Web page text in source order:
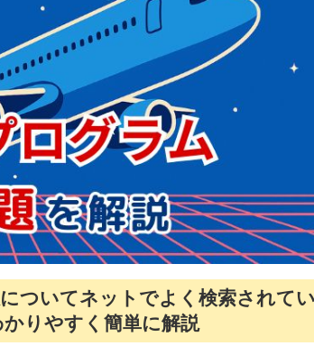
ついてネットでよく検索されてい
りやすく簡単に解説